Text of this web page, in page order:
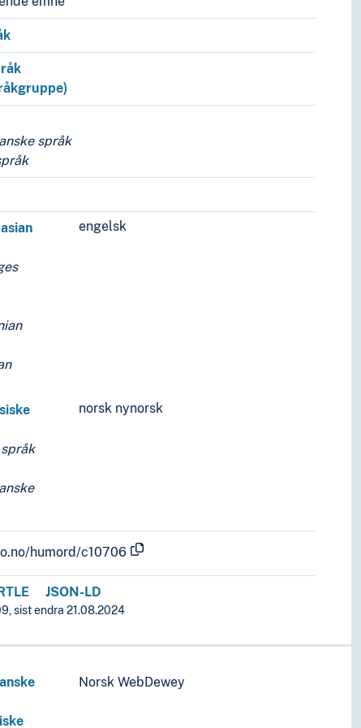
språk
engelsk
norsk nynorsk
humord/c10706
JSON-LD
sist endra 21.08.2024
Norsk WebDewey